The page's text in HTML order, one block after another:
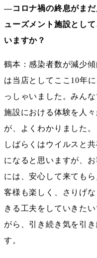
―コロナ禍の終息がまだ
ューズメント施設とし
いますか？
鶴本：感染者数が減少
は当店としてここ10年
っしゃいました。みん
施設における体験を人
が、よくわかりました。
しばらくはウイルスと
になると思いますが、
には、安心して来ても
客様も楽しく、さりげ
きる工夫をしていきた
がら、引き続き気を引
す。